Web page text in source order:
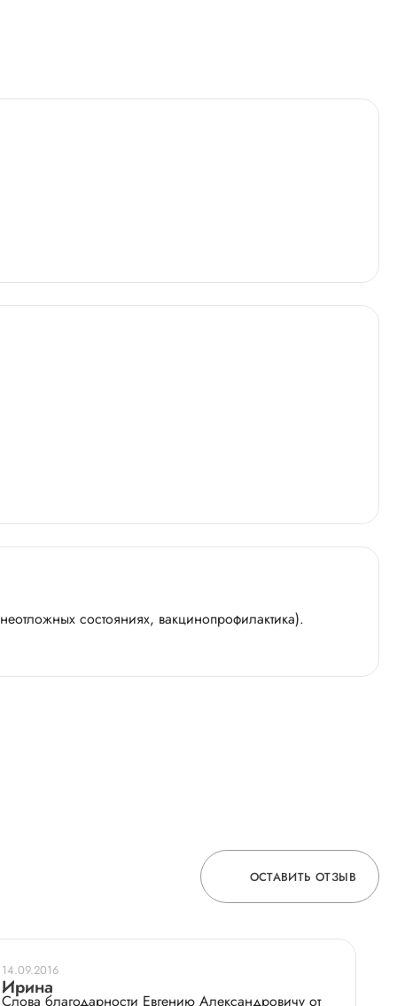
состояниях, вакцинопрофилактика).
ОСТАВИТЬ ОТЗЫВ
14.09.2016
Ирина
Слова благодарности Евгению Александровичу от